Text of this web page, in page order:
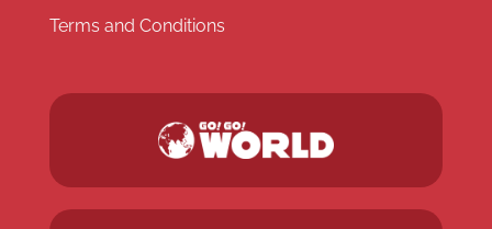
Terms and Conditions